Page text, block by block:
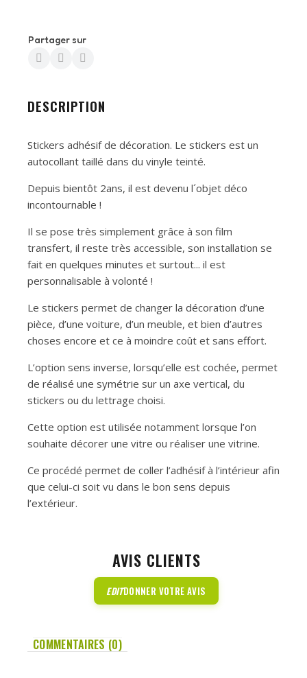
Partager sur
DESCRIPTION
Stickers adhésif de décoration. Le stickers est un
autocollant taillé dans du vinyle teinté.
Depuis bientôt 2ans, il est devenu l´objet déco
incontournable !
Il se pose très simplement grâce à son film
transfert, il reste très accessible, son installation se
fait en quelques minutes et surtout... il est
personnalisable à volonté !
Le stickers permet de changer la décoration d’une
pièce, d’une voiture, d’un meuble, et bien d’autres
choses encore et ce à moindre coût et sans effort.
L’option sens inverse, lorsqu’elle est cochée, permet
de réalisé une symétrie sur un axe vertical, du
stickers ou du lettrage choisi.
Cette option est utilisée notamment lorsque l’on
souhaite décorer une vitre ou réaliser une vitrine.
Ce procédé permet de coller l’adhésif à l’intérieur afin
que celui-ci soit vu dans le bon sens depuis
l’extérieur.
AVIS CLIENTS
EDITDONNER VOTRE AVIS
COMMENTAIRES (0)